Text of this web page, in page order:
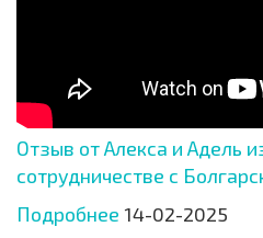
Отзыв от Алекса и Адель
сотрудничестве с
Подробнее 14-02-2025